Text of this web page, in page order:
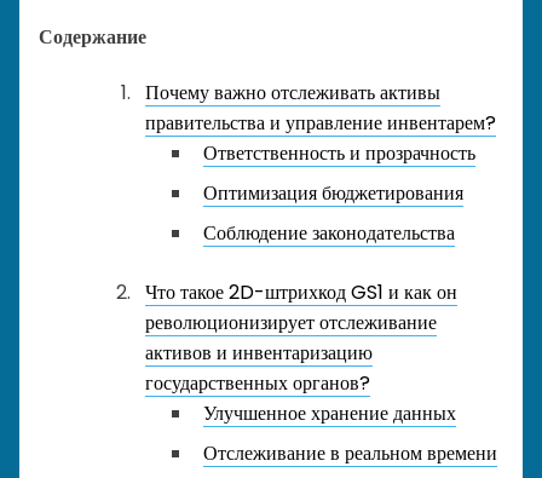
Содержание
Почему важно отслеживать активы
правительства и управление инвентарем?
Ответственность и прозрачность
Оптимизация бюджетирования
Соблюдение законодательства
Что такое 2D-штрихкод GS1 и как он
революционизирует отслеживание
активов и инвентаризацию
государственных органов?
Улучшенное хранение данных
Отслеживание в реальном времени